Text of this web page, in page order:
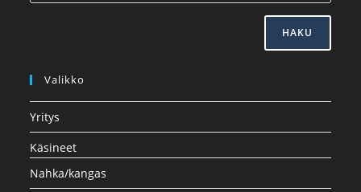
HAKU
Valikko
Yritys
Käsineet
Nahka/kangas